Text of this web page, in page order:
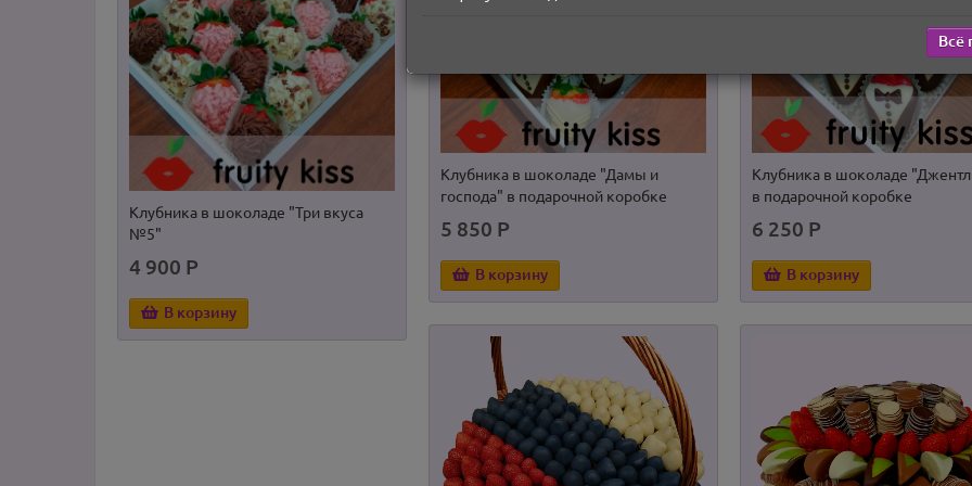
Клубника в шоколаде "Три вкуса
№5"
4 900 Р
В корзину
"Венера"
19 000 Р
"Шарм"
7 800 Р
Клубника в шоколаде "Дамы и
господа" в подарочной коробке
5 850 Р
В корзину
Клубника в шоколаде
в подарочной коробке
6 250 Р
В корзину
Всё